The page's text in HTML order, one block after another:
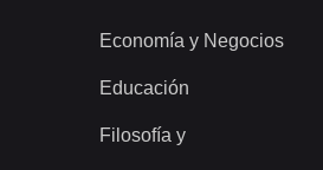
Economía y Negocios
Educación
Filosofía y